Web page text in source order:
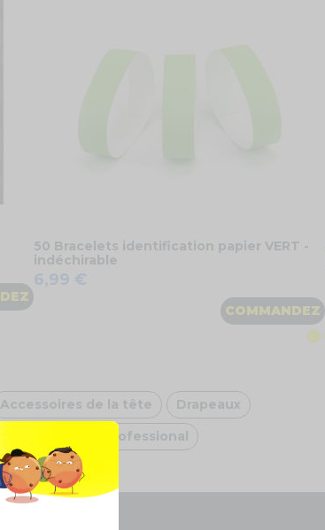
50 Bracelets identification papier VERT -
indéchirable
6,99 €
COMMANDEZ
Accessoires de la tête
Drapeaux
MIDI Akai Professional